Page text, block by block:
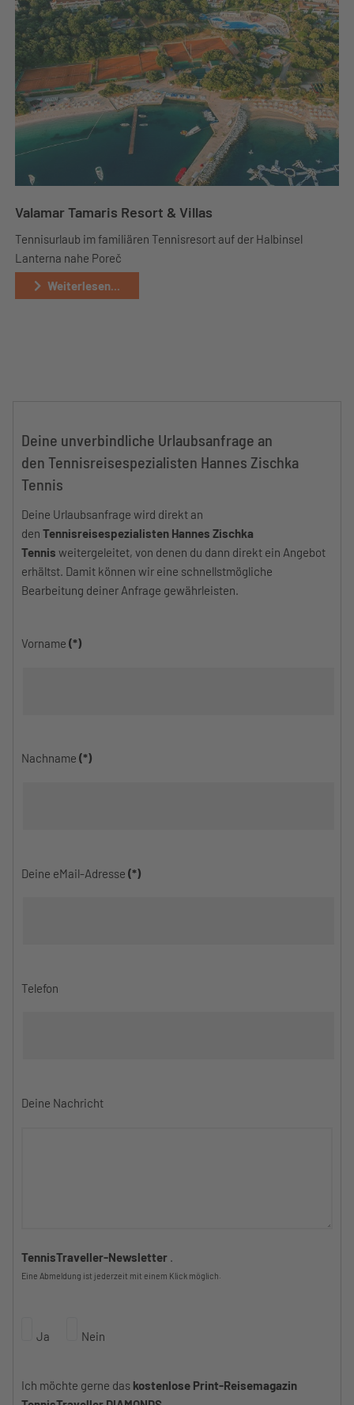
Valamar Tamaris Resort & Villas
Tennisurlaub im familiären Tennisresort auf der Halbinsel
Lanterna nahe Poreč
Weiterlesen...
Deine unverbindliche Urlaubsanfrage an
den Tennisreisespezialisten Hannes Zischka
Tennis
Deine Urlaubsanfrage wird direkt an
den Tennisreisespezialisten Hannes Zischka
Tennis weitergeleitet, von denen du dann direkt ein Angebot
erhältst. Damit können wir eine schnellstmögliche
Bearbeitung deiner Anfrage gewährleisten.
Vorname (*)
Nachname (*)
Deine eMail-Adresse (*)
Telefon
Deine Nachricht
TennisTraveller-Newsletter .
Eine Abmeldung ist jederzeit mit einem Klick möglich.
Ja Nein
Ich möchte gerne das kostenlose Print-Reisemagazin